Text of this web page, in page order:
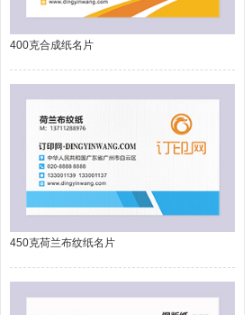
400克合成纸名片
450克荷兰布纹纸名片